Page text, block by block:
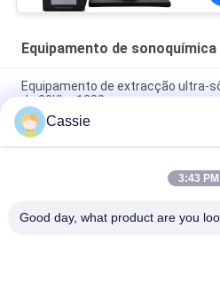
Equipamento de
Equipamento de extracção ultra-
de 20Khz 1200w
Dispositivo de dispersão de
células ultra-sônicas 40Khz 500w
Vibração por ressonância
Cassie
3:43 PM
Good day, what product are you